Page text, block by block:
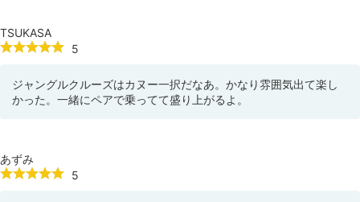
TSUKASA
5
ジャングルクルーズはカヌー一択だなあ。かなり雰囲気出て楽し
かった。一緒にペアで乗ってて盛り上がるよ。
あずみ
5